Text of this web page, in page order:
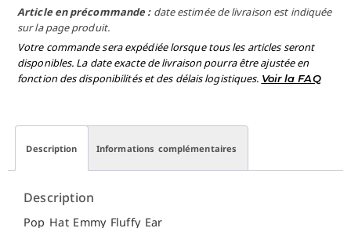
Article en précommande : date estimée de livraison est indiquée
sur la page produit.
Votre commande sera expédiée lorsque tous les articles seront
disponibles. La date exacte de livraison pourra être ajustée en
fonction des disponibilités et des délais logistiques. Voir la FAQ
Description Informations complémentaires
Description
Pop Hat Emmy Fluffy Ear